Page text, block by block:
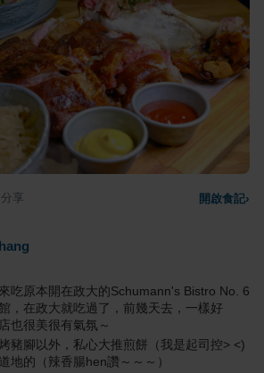
分享 開啟食記›
吃原本開在政大的Schumann's Bistro No. 6
，在政大就吃過了，前幾天去，一樣好
也很美很有氣氛～
豬腳以外，私心大推煎餅（我是起司控> <)
地的（辣香腸hen讚～～～）